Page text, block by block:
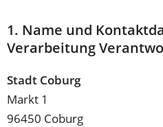
1. Name und
Verarbeitung
Stadt Coburg
Markt 1
96450 Coburg